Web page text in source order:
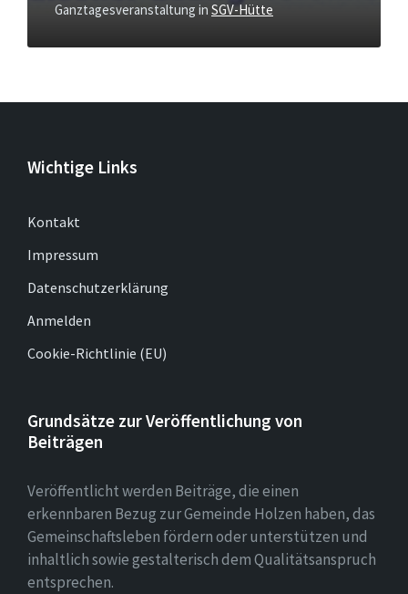
Ganztagesveranstaltung in SGV-Hütte
Wichtige Links
Kontakt
Impressum
Datenschutzerklärung
Anmelden
Cookie-Richtlinie (EU)
Grundsätze zur Veröffentlichung von
Beiträgen
Veröffentlicht werden Beiträge, die einen
erkennbaren Bezug zur Gemeinde Holzen haben, das
Gemeinschaftsleben fördern oder unterstützen und
inhaltlich sowie gestalterisch dem Qualitätsanspruch
entsprechen.